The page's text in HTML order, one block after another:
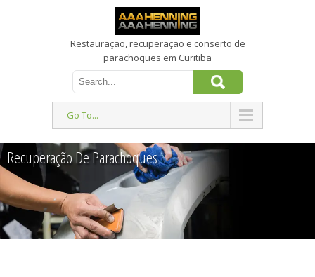
Restauração, recuperação e conserto de
parachoques em Curitiba
Go To...
Recuperação De Parachoques